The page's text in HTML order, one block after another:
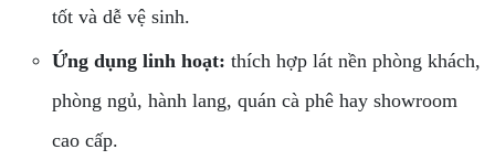
tốt và dễ vệ sinh.
Ứng dụng linh hoạt: thích hợp lát nền phòng khách,
phòng ngủ, hành lang, quán cà phê hay showroom
cao cấp.